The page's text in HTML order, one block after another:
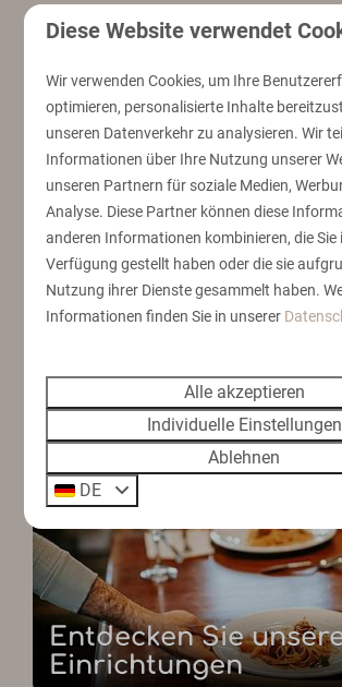
Ihrer eigenen möblierten Terrasse die
und mit dem nur 200 Meter entfernten
Füße in wenigen Minuten im Sand.
Urlaub in der Nähe von Oostende mit
genießen? Das können Sie, denn in
Ferienhäuser sind bis zu 2 Haustiere
Kurz gefasst:
Chalets und Hütten für bis zu 6
Haustierfreundlich
Entdecken Sie
Einrichtungen
Diese Website verwendet
Wir verwenden Cookies, um Ihre
optimieren, personalisierte Inhalte
unseren Datenverkehr zu analysieren. Wir
Informationen über Ihre Nutzung unserer
unseren Partnern für soziale Medien,
Analyse. Diese Partner können diese
anderen Informationen kombinieren, die Sie
Verfügung gestellt haben oder die sie
Nutzung ihrer Dienste gesammelt haben.
Informationen finden Sie in unserer
Alle akzeptieren
Individuelle Einstellungen
Ablehnen
DE